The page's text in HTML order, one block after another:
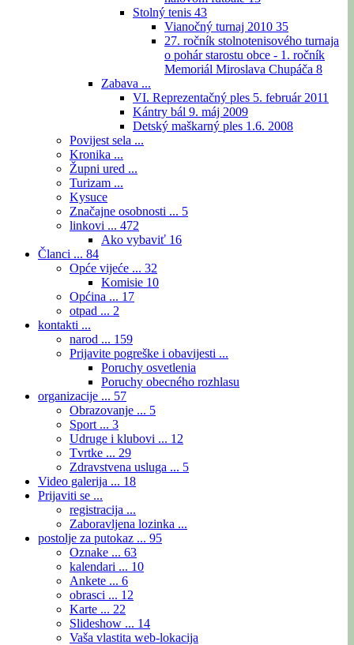
Stolný tenis 43
Vianočný turnaj 2010 35
27. ročník stolnotenisového turnaja
o pohár starostu obce - 1. ročník
Memoriál Miroslava Chupáča 8
Zabava ...
VI. Reprezentačný ples 5. február 2011
Kántry bál 9. máj 2009
Detský maškarný ples 1.6. 2008
Povijest sela ...
Kronika ...
Župni ured ...
Turizam ...
Kysuce
Značajne osobnosti ... 5
linkovi ... 472
Ako vybaviť 16
Članci ... 84
Opće vijeće ... 32
Komisie 10
Općina ... 17
otpad ... 2
kontakti ...
narod ... 159
Prijavite pogreške i obavijesti ...
Poruchy osvetlenia
Poruchy obecného rozhlasu
organizacije ... 57
Obrazovanje ... 5
Sport ... 3
Udruge i klubovi ... 12
Tvrtke ... 29
Zdravstvena usluga ... 5
Video galerija ... 18
Prijaviti se ...
registracija ...
Zaboravljena lozinka ...
postolje za putokaz ... 95
Oznake ... 63
kalendari ... 10
Ankete ... 6
obrasci ... 12
Karte ... 22
Slideshow ... 14
Vaša vlastita web-lokacija